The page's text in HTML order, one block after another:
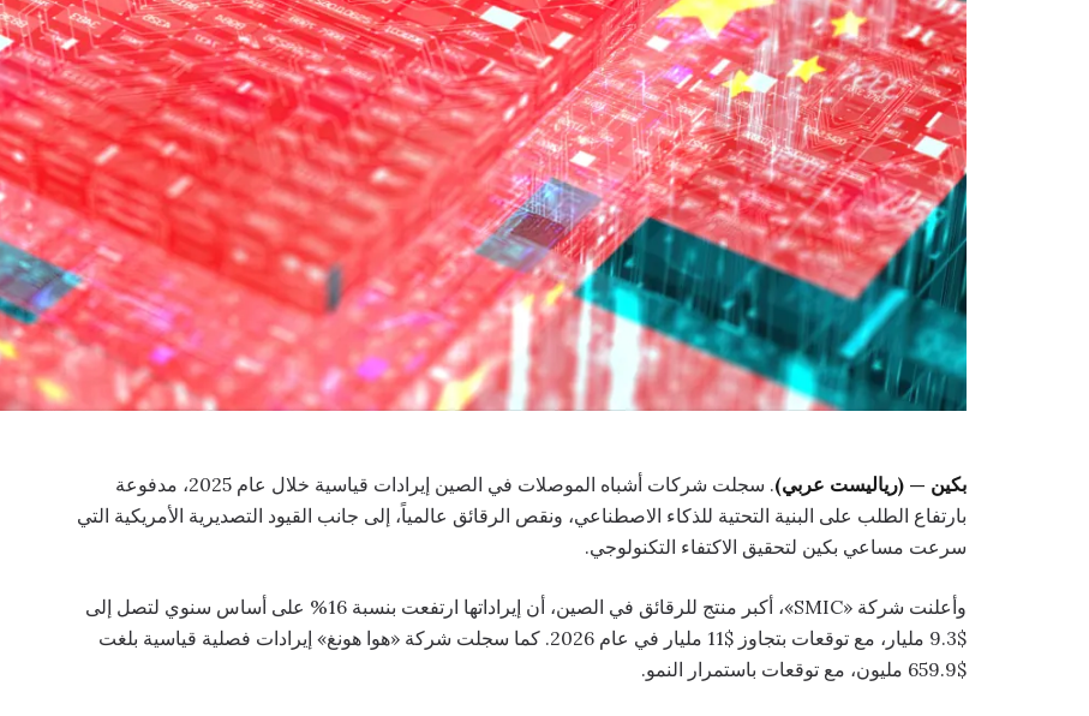
بكين — (رياليست عربي)
. سجلت شركات أشباه الموصلات في الصين إيرادات قياسية خلال عام 2025، مدفوعة
بارتفاع الطلب على البنية التحتية للذكاء الاصطناعي، ونقص الرقائق عالمياً، إلى جانب القيود التصديرية الأمريكية التي
سرعت مساعي بكين لتحقيق الاكتفاء التكنولوجي.
وأعلنت شركة «SMIC»، أكبر منتج للرقائق في الصين، أن إيراداتها ارتفعت بنسبة 16% على أساس سنوي لتصل إلى
$9.3 مليار، مع توقعات بتجاوز $11 مليار في عام 2026. كما سجلت شركة «هوا هونغ» إيرادات فصلية قياسية بلغت
$659.9 مليون، مع توقعات باستمرار النمو.